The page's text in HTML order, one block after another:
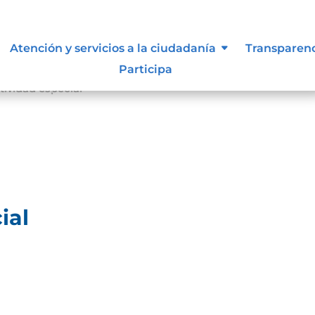
Atención y servicios a la ciudadanía
Participa
especial